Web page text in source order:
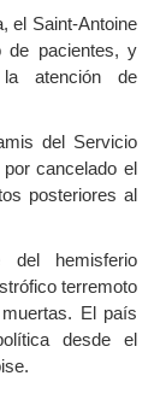
el Saint-Antoine
de pacientes, y
atención de
del Servicio
cancelado el
posteriores al
hemisferio
terremoto
El país
desde el